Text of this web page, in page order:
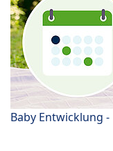
Baby Entwicklung